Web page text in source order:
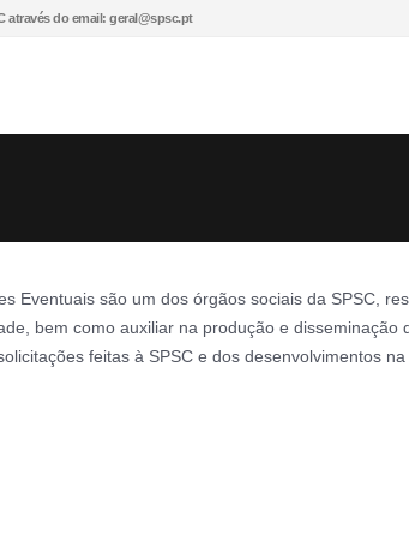
através do email: geral@spsc.pt
Eventuais são um dos órgãos sociais da SPSC,
bem como auxiliar na produção e
feitas à SPSC e dos desenvolvimentos